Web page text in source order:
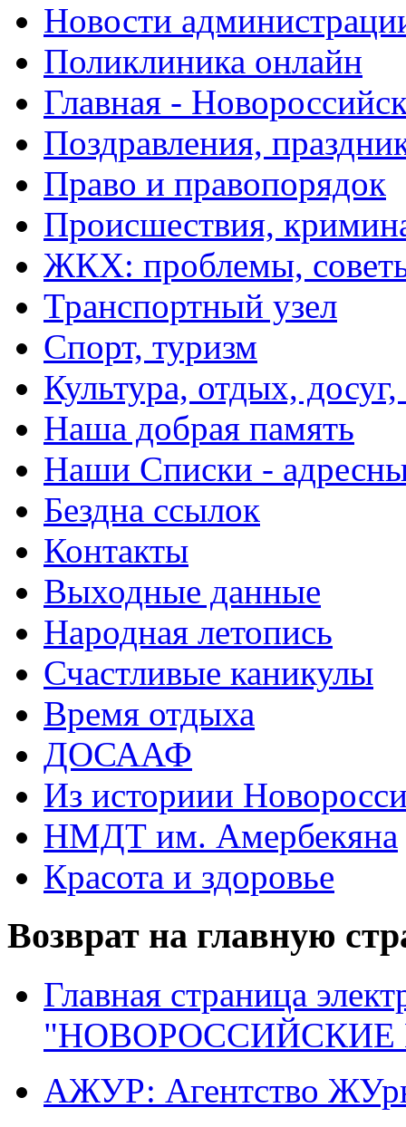
Новости
Поликлиника онлайн
Главная -
Поздравления,
Право и правопорядок
Происшествия,
ЖКХ: проблемы,
Транспортный узел
Спорт, туризм
Культура, отдых,
Наша добрая память
Наши Списки -
Бездна ссылок
Контакты
Выходные данные
Народная летопись
Счастливые каникулы
Время отдыха
ДОСААФ
Из историии
НМДТ им. Амербекяна
Красота и здоровье
Возврат на главную
Главная страница
"НОВОРОССИЙСКИЕ
АЖУР: Агентство